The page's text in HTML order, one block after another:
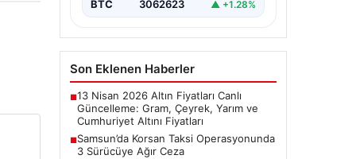
BTC 3062623 ▲ +1.28%
Son Eklenen Haberler
■13 Nisan 2026 Altın Fiyatları Canlı
Güncelleme: Gram, Çeyrek, Yarım ve
Cumhuriyet Altını Fiyatları
■Samsun’da Korsan Taksi Operasyonunda
3 Sürücüye Ağır Ceza